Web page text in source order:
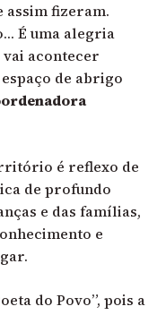
assim fizeram.
É uma alegria
vai acontecer
de abrigo
é reflexo de
de profundo
e das famílias,
e
do Povo”, pois a